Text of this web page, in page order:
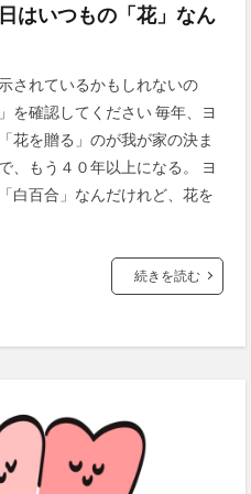
はいつもの「花」なん
されているかもしれないの
を確認してください 毎年、ヨ
花を贈る」のが我が家の決ま
、もう４０年以上になる。 ヨ
白百合」なんだけれど、花を
続きを読む